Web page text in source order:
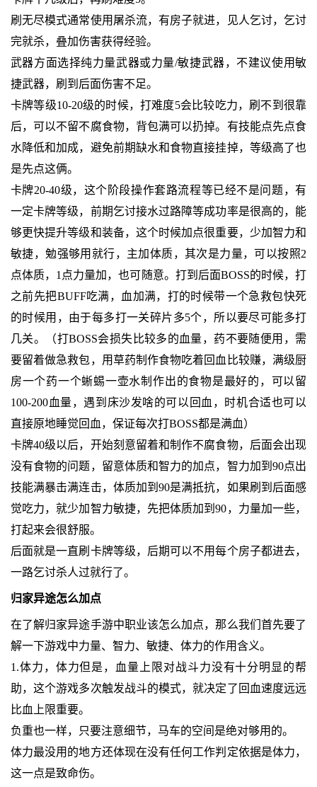
刷无尽模式通常使用屠杀流，有房子就进，见人乞讨，乞讨
完就杀，叠加伤害获得经验。
武器方面选择纯力量武器或力量/敏捷武器，不建议使用敏
捷武器，刷到后面伤害不足。
卡牌等级10-20级的时候，打难度5会比较吃力，刷不到很靠
后，可以不留不腐食物，背包满可以扔掉。有技能点先点食
水降低和加成，避免前期缺水和食物直接挂掉，等级高了也
是先点这俩。
卡牌20-40级，这个阶段操作套路流程等已经不是问题，有
一定卡牌等级，前期乞讨接水过路障等成功率是很高的，能
够更快提升等级和装备，这个时候加点很重要，少加智力和
敏捷，勉强够用就行，主加体质，其次是力量，可以按照2
点体质，1点力量加，也可随意。打到后面BOSS的时候，打
之前先把BUFF吃满，血加满，打的时候带一个急救包快死
的时候用，由于每多打一关碎片多5个，所以要尽可能多打
几关。（打BOSS会损失比较多的血量，药不要随便用，需
要留着做急救包，用草药制作食物吃着回血比较赚，满级厨
房一个药一个蜥蜴一壶水制作出的食物是最好的，可以留
100-200血量，遇到床沙发啥的可以回血，时机合适也可以
直接原地睡觉回血，保证每次打BOSS都是满血）
卡牌40级以后，开始刻意留着和制作不腐食物，后面会出现
没有食物的问题，留意体质和智力的加点，智力加到90点出
技能满暴击满连击，体质加到90是满抵抗，如果刷到后面感
觉吃力，就少加智力敏捷，先把体质加到90，力量加一些，
打起来会很舒服。
后面就是一直刷卡牌等级，后期可以不用每个房子都进去，
一路乞讨杀人过就行了。
归家异途怎么加点
在了解归家异途手游中职业该怎么加点，那么我们首先要了
解一下游戏中力量、智力、敏捷、体力的作用含义。
1.体力，体力但是，血量上限对战斗力没有十分明显的帮
助，这个游戏多次触发战斗的模式，就决定了回血速度远远
比血上限重要。
负重也一样，只要注意细节，马车的空间是绝对够用的。
体力最没用的地方还体现在没有任何工作判定依据是体力，
这一点是致命伤。